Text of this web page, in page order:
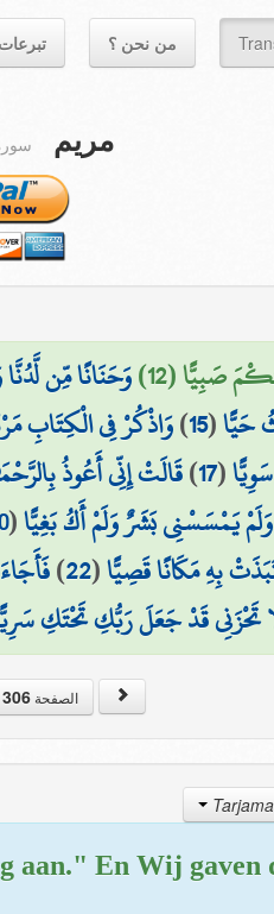
تبرعات من نحن ؟
مريم
صَبِيًّا (12) وَحَنَانًا مِّن
حَيًّا(
15
)وَاذْكُرْ فِي الْكِتَابِ
(
17
)قَالَتْ إِنِّي أَعُوذُ
يَمْسَسْنِي بَشَرٌ وَلَمْ أَكُ بَغِيًّا(
بِهِ مَكَانًا قَصِيًّا(
22
)
تَحْزَنِي قَدْ جَعَلَ رَبُّكِ تَحْتَكِ
الصفحة Page306
aan." En Wij gaven